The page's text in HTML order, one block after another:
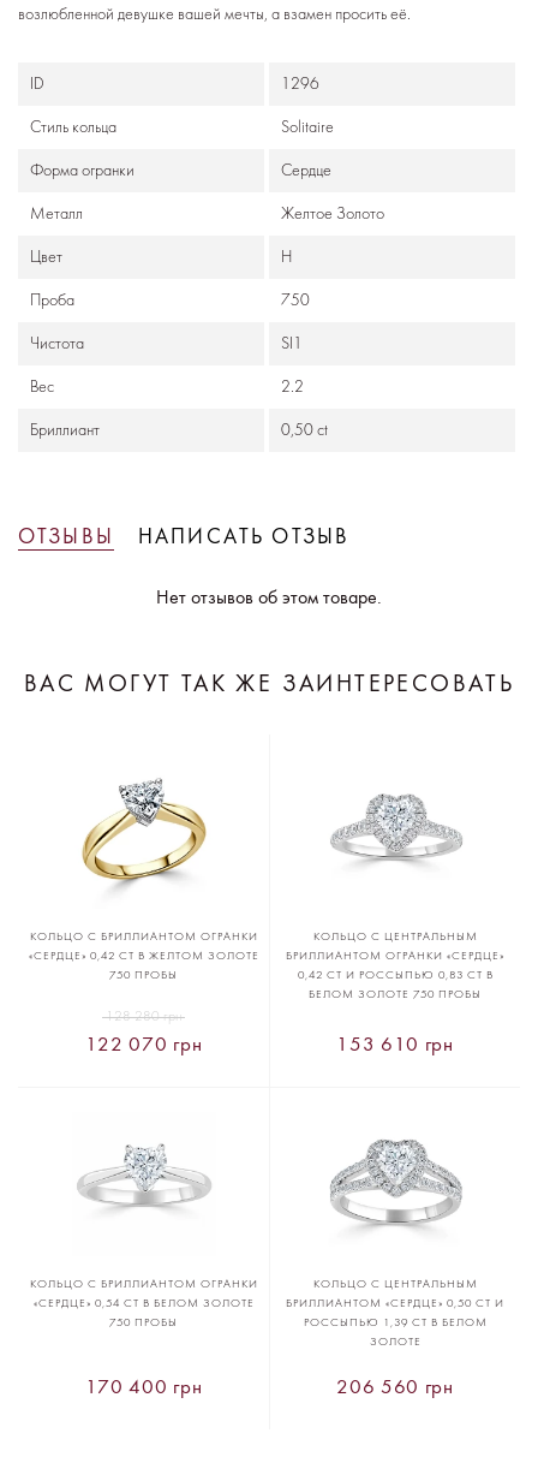
возлюбленной девушке вашей мечты, а взамен просить её.
ID 1296
Стиль кольца Solitaire
Формa огранки Сердце
Металл Желтое Золото
Цвет H
Проба 750
Чистота SI1
Вес 2.2
Бриллиант 0,50 ct
ОТЗЫВЫ НАПИСАТЬ ОТЗЫВ
Нет отзывов об этом товаре.
ВАС МОГУТ ТАК ЖЕ ЗАИНТЕРЕСОВАТЬ
КОЛЬЦО С БРИЛЛИАНТОМ ОГРАНКИ
«СЕРДЦЕ» 0,42 CT В ЖЕЛТОМ ЗОЛОТЕ
750 ПРОБЫ
122 070 грн
128 280 грн
КОЛЬЦО С ЦЕНТРАЛЬНЫМ
БРИЛЛИАНТОМ ОГРАНКИ «СЕРДЦЕ»
0,42 CT И РОССЫПЬЮ 0,83 CT В
БЕЛОМ ЗОЛОТЕ 750 ПРОБЫ
153 610 грн
КОЛЬЦО С БРИЛЛИАНТОМ ОГРАНКИ
«СЕРДЦЕ» 0,54 CT В БЕЛОМ ЗОЛОТЕ
750 ПРОБЫ
170 400 грн
КОЛЬЦО С ЦЕНТРАЛЬНЫМ
БРИЛЛИАНТОМ «СЕРДЦЕ» 0,50 CT И
РОССЫПЬЮ 1,39 CT В БЕЛОМ
ЗОЛОТЕ
206 560 грн